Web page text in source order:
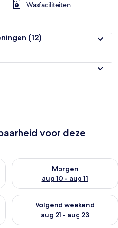
Wasfaciliteiten
(12)
voor deze
voor vanavond aug 9 - aug
Morgen
aug 10 - aug 11
De beschikbaarheid
voor dit weekend aug 14 -
Volgend weekend
aug 21 - aug 23
De beschikbaarheid